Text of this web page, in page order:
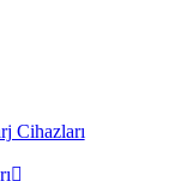
Cihazları